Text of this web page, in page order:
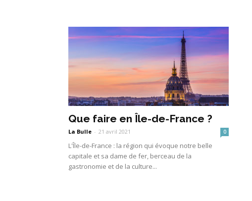
Que faire en Île-de-France ?
La Bulle - 21 avril 2021 0
L'Île-de-France : la région qui évoque notre belle
capitale et sa dame de fer, berceau de la
gastronomie et de la culture...